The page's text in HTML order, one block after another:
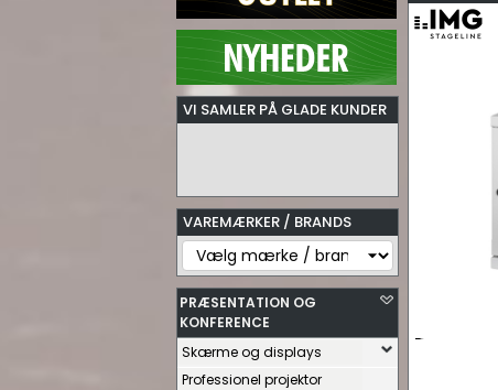
VI SAMLER PÅ GLADE KUNDER
VAREMÆRKER / BRANDS
PRÆSENTATION OG
KONFERENCE
Skærme og displays
Professionel projektor